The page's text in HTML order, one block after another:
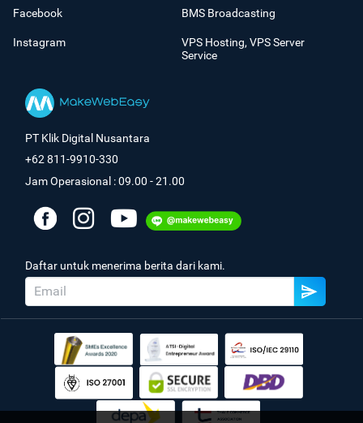
Facebook
Instagram
BMS Broadcasting
VPS Hosting, VPS Server
Service
PT Klik Digital Nusantara
+62 811-9910-330
Jam Operasional : 09.00 - 21.00
Daftar untuk menerima berita dari kami.